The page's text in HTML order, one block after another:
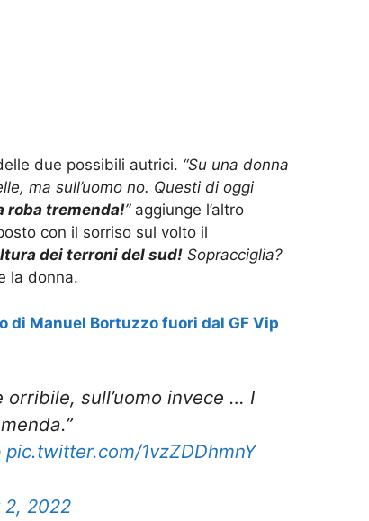
due possibili autrici. “Su una donna
ma sull’uomo no. Questi di oggi
roba tremenda!”aggiunge l’altro
con il sorriso sul volto il
dei terroni del sud! Sopracciglia?
la donna.
di Manuel Bortuzzo fuori dal GF Vip
orribile, sull’uomo invece … I
pic.twitter.com/1vzZDDhmnY
2, 2022